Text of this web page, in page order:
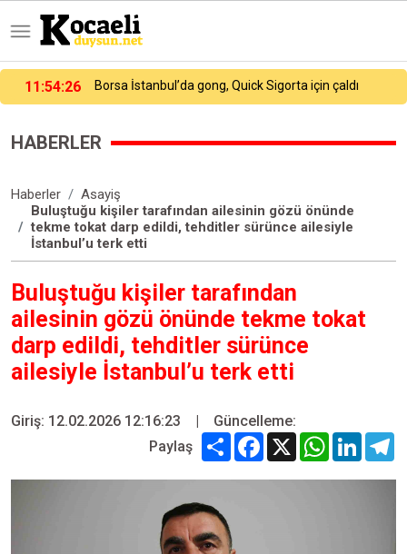
11:54:26 Borsa İstanbul’da gong, Quick Sigorta için çaldı
HABERLER
Haberler
Asayiş
Buluştuğu kişiler tarafından ailesinin gözü önünde
tekme tokat darp edildi, tehditler sürünce ailesiyle
İstanbul’u terk etti
Buluştuğu kişiler tarafından
ailesinin gözü önünde tekme tokat
darp edildi, tehditler sürünce
ailesiyle İstanbul’u terk etti
Giriş: 12.02.2026 12:16:23 |
Güncelleme:
Paylaş
Share Facebook
X WhatsApp